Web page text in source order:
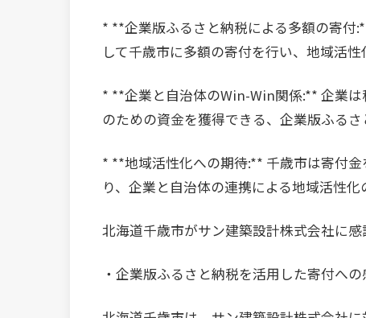
* **企業版ふるさと納税による多額の寄付
して千歳市に多額の寄付を行い、地域活
* **企業と自治体のWin-Win関係:** 企業
のための資金を獲得できる、企業版ふる
* **地域活性化への期待:** 千歳市は寄付
り、企業と自治体の連携による地域活性化
北海道千歳市がサン建築設計株式会社に感
・企業版ふるさと納税を活用した寄付への